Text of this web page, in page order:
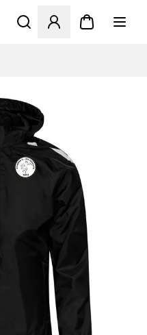
Åbner en Modal til at